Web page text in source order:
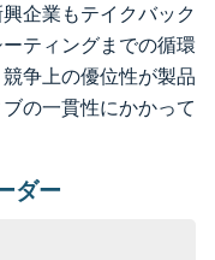
企業もテイクバック
ティングまでの循環
争上の優位性が製品
の一貫性にかかって
ダー